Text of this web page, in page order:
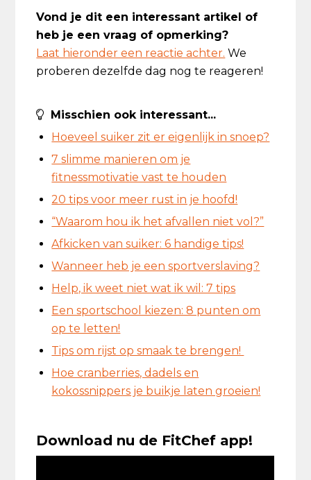
Vond je dit een interessant artikel of
heb je een vraag of opmerking?
Laat hieronder een reactie achter. We
proberen dezelfde dag nog te reageren!
Misschien ook interessant...
Hoeveel suiker zit er eigenlijk in snoep?
7 slimme manieren om je
fitnessmotivatie vast te houden
20 tips voor meer rust in je hoofd!
“Waarom hou ik het afvallen niet vol?”
Afkicken van suiker: 6 handige tips!
Wanneer heb je een sportverslaving?
Help, ik weet niet wat ik wil: 7 tips
Een sportschool kiezen: 8 punten om
op te letten!
Tips om rijst op smaak te brengen!
Hoe cranberries, dadels en
kokossnippers je buikje laten groeien!
Download nu de FitChef app!